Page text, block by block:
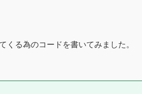
くる為のコードを書いてみました。